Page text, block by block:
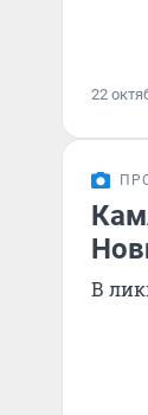
22
В